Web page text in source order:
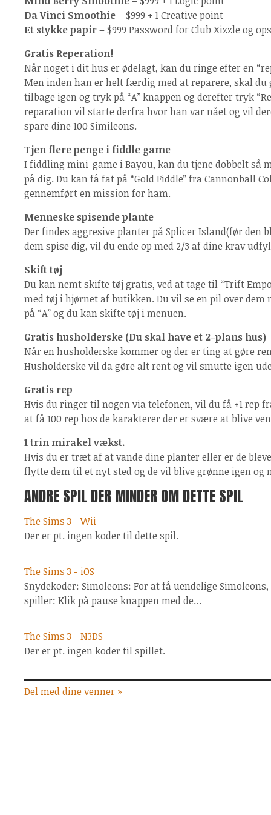
Da Vinci Smoothie– $999 + 1 Creative point
Et stykke papir– $999 Password for Club Xizzle og
Gratis Reperation!
Når noget i dit hus er ødelagt, kan du ringe efter en
Men inden han er helt færdig med at reparere, skal du
tilbage igen og tryk på “A” knappen og derefter tryk
reparation vil starte derfra hvor han var nået og vil
spare dine 100 Simileons.
Tjen flere penge i fiddle game
I fiddling mini-game i Bayou, kan du tjene dobbelt så
på dig. Du kan få fat på “Gold Fiddle” fra Cannonball
gennemført en mission for ham.
Menneske spisende plante
Der findes aggresive planter på Splicer Island(før den
dem spise dig, vil du ende op med 2/3 af dine krav
Skift tøj
Du kan nemt skifte tøj gratis, ved at tage til “Trift
med tøj i hjørnet af butikken. Du vil se en pil over
på “A” og du kan skifte tøj i menuen.
Gratis husholderske (Du skal have et 2-plans hus)
Når en husholderske kommer og der er ting at gøre
Husholderske vil da gøre alt rent og vil smutte igen
Gratis rep
Hvis du ringer til nogen via telefonen, vil du få +1 rep
at få 100 rep hos de karakterer der er svære at blive
1 trin mirakel vækst.
Hvis du er træt af at vande dine planter eller er de
flytte dem til et nyt sted og de vil blive grønne igen og
ANDRE SPIL DER MINDER OM DETTE SPIL
The Sims 3 - Wii
Der er pt. ingen koder til dette spil.
The Sims 3 - iOS
Snydekoder: Simoleons: For at få uendelige
spiller: Klik på pause knappen med de…
The Sims 3 - N3DS
Der er pt. ingen koder til spillet.
Del med dine venner »